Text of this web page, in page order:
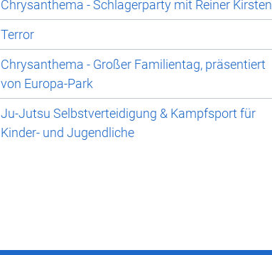
Chrysanthema - Schlagerparty mit Reiner Kirsten
Terror
Chrysanthema - Großer Familientag, präsentiert
von Europa-Park
Ju-Jutsu Selbstverteidigung & Kampfsport für
Kinder- und Jugendliche